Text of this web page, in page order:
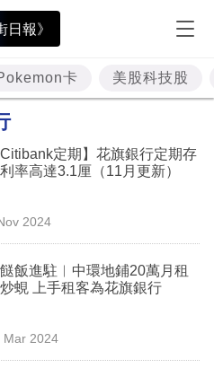
報》
卡 美股科技股
Citibank定期】花旗銀行定期存
率高達3.1厘（11月更新）
2024
飯進駐︳中環地鋪20萬月租
蜆 上手租客為花旗銀行
Mar 2024